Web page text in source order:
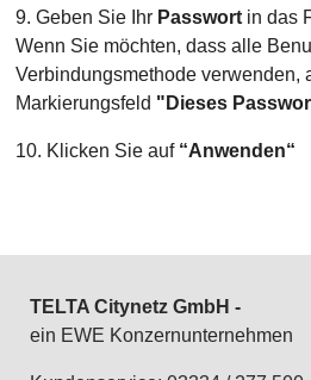
9. Geben Sie Ihr Passwort in das
Wenn Sie möchten, dass alle
Verbindungsmethode verwenden,
Markierungsfeld "Dieses
10. Klicken Sie auf “Anwenden“
TELTA Citynetz GmbH -
ein EWE Konzernunternehmen